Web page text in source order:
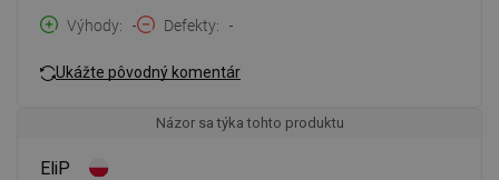
Výhody
- Defekty -
Ukážte pôvodný komentár
Názor sa týka tohto produktu
EliP